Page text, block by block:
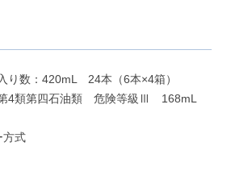
り数：420mL 24本（6本×4箱）
4類第四石油類 危険等級Ⅲ 168mL
方式